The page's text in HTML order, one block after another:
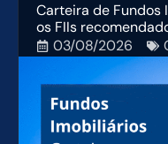
Carteira de Fundos
os FIIs
03/08/2026